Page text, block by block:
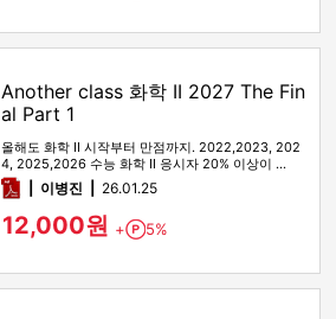
Another class 화학 II 2027 The Fin
al Part 1
올해도 화학 II 시작부터 만점까지. 2022,2023, 202
4, 2025,2026 수능 화학 II 응시자 20% 이상이 …
pdf이병진 26.01.25
12,000원 + Point
5%